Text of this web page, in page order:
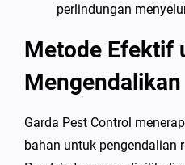
perlindungan
Metode Efektif
Mengendalikan
Garda Pest Control
bahan untuk pengendalian